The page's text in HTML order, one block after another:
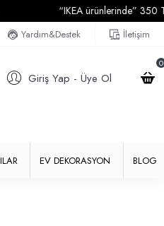
“IKEA ürünlerinde” 350
Yardım&Destek İletişim
Giriş Yap - Üye Ol
0
EV DEKORASYON BLOG